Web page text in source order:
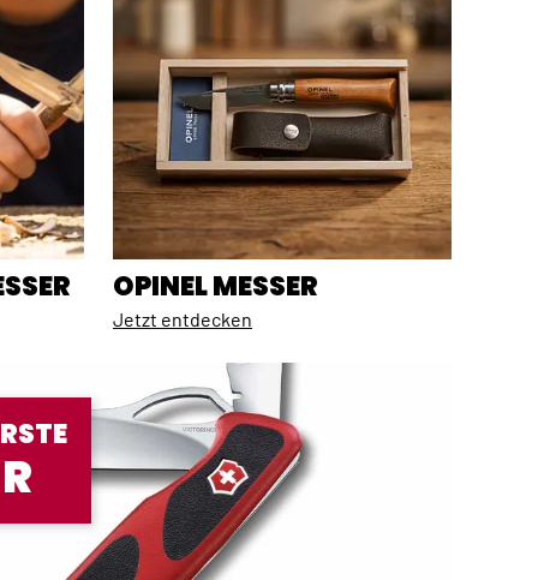
OPINEL MESSER
Jetzt entdecken